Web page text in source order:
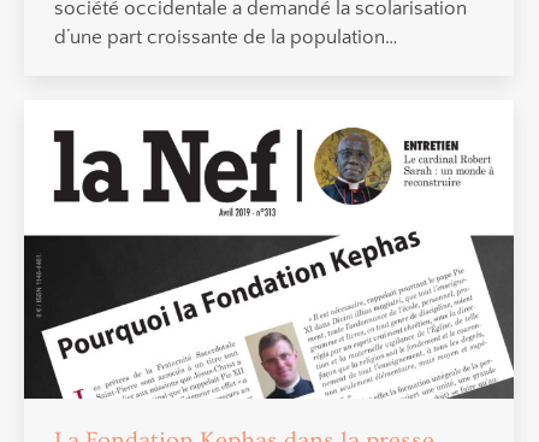
société occidentale a demandé la scolarisation
d’une part croissante de la population…